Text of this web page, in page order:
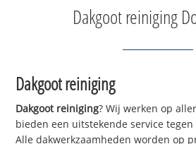
Dakgoot reiniging
Dakgoot reiniging
Dakgoot reiniging? Wij werken op
bieden een uitstekende service tegen
Alle dakwerkzaamheden worden op